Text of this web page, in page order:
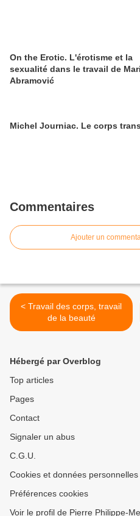
On the Erotic. L'érotisme et la
sexualité dans le travail de
Abramović
Michel Journiac. Le corps
Commentaires
Ajouter un
< Travail des corps, travail
de la beauté
Hébergé par Overblog
Top articles
Pages
Contact
Signaler un abus
C.G.U.
Cookies et données personnelles
Préférences cookies
Voir le profil de Pierre Philippe-